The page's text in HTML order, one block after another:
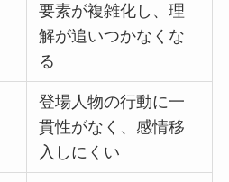
要素が複雑化し、理
解が追いつかなくな
る
登場人物の行動に一
貫性がなく、感情移
入しにくい